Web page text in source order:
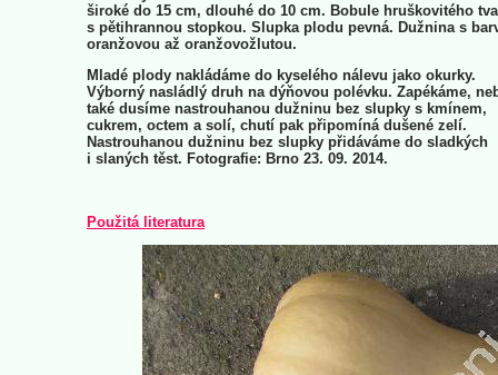
široké do 15 cm, dlouhé do 10 cm. Bobule hruškovitého
s pětihrannou stopkou. Slupka plodu pevná. Dužnina s
oranžovou až oranžovožlutou.
Mladé plody nakládáme do kyselého nálevu jako okurky.
Výborný nasládlý druh na dýňovou polévku. Zapékáme,
také dusíme nastrouhanou dužninu bez slupky s kmínem,
cukrem, octem a solí, chutí pak připomíná dušené zelí.
Nastrouhanou dužninu bez slupky přidáváme do sladkých
i slaných těst. Fotografie: Brno 23. 09. 2014.
Použitá literatura